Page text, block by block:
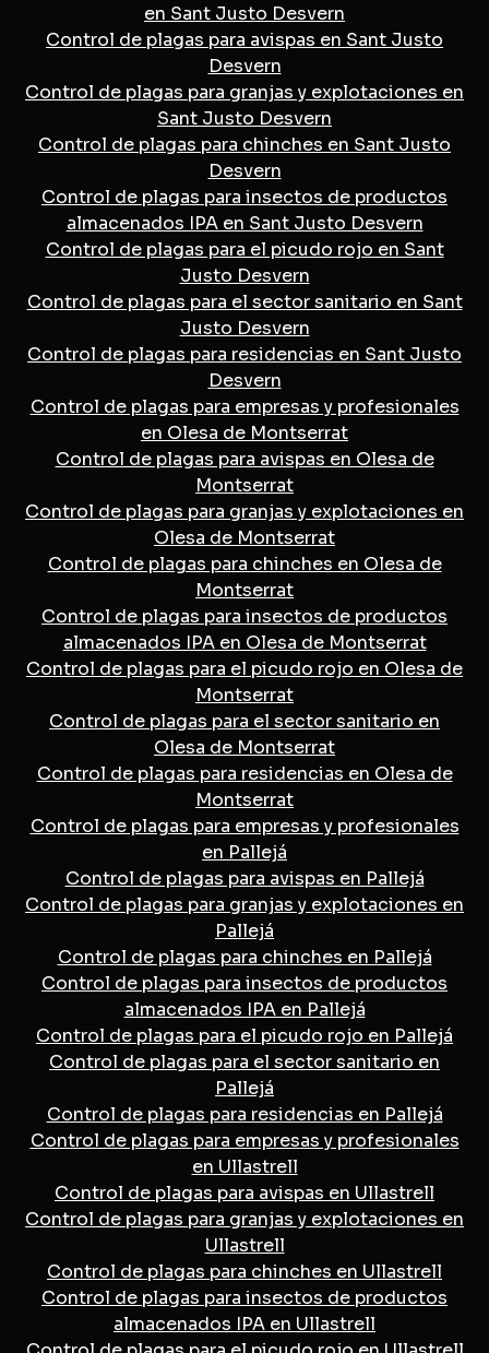
en Sant Justo Desvern
Control de plagas para avispas en Sant Justo
Desvern
Control de plagas para granjas y explotaciones en
Sant Justo Desvern
Control de plagas para chinches en Sant Justo
Desvern
Control de plagas para insectos de productos
almacenados IPA en Sant Justo Desvern
Control de plagas para el picudo rojo en Sant
Justo Desvern
Control de plagas para el sector sanitario en Sant
Justo Desvern
Control de plagas para residencias en Sant Justo
Desvern
Control de plagas para empresas y profesionales
en Olesa de Montserrat
Control de plagas para avispas en Olesa de
Montserrat
Control de plagas para granjas y explotaciones en
Olesa de Montserrat
Control de plagas para chinches en Olesa de
Montserrat
Control de plagas para insectos de productos
almacenados IPA en Olesa de Montserrat
Control de plagas para el picudo rojo en Olesa de
Montserrat
Control de plagas para el sector sanitario en
Olesa de Montserrat
Control de plagas para residencias en Olesa de
Montserrat
Control de plagas para empresas y profesionales
en Pallejá
Control de plagas para avispas en Pallejá
Control de plagas para granjas y explotaciones en
Pallejá
Control de plagas para chinches en Pallejá
Control de plagas para insectos de productos
almacenados IPA en Pallejá
Control de plagas para el picudo rojo en Pallejá
Control de plagas para el sector sanitario en
Pallejá
Control de plagas para residencias en Pallejá
Control de plagas para empresas y profesionales
en Ullastrell
Control de plagas para avispas en Ullastrell
Control de plagas para granjas y explotaciones en
Ullastrell
Control de plagas para chinches en Ullastrell
Control de plagas para insectos de productos
almacenados IPA en Ullastrell